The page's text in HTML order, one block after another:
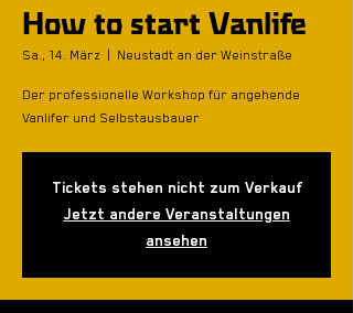
How to start Vanlife
Sa., 14. März Neustadt an der Weinstraße
Der professionelle Workshop für angehende
Vanlifer und Selbstausbauer
Tickets stehen nicht zum Verkauf
Jetzt andere Veranstaltungen
ansehen